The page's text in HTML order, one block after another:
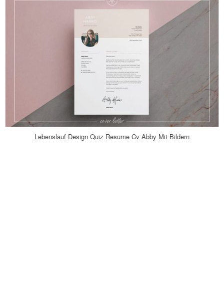
Lebenslauf Design Quiz Resume Cv Abby Mit Bildern